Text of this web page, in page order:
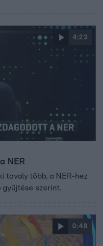
4:23
NER
tavaly több, a NER-hez
gyűjtése szerint.
0:48